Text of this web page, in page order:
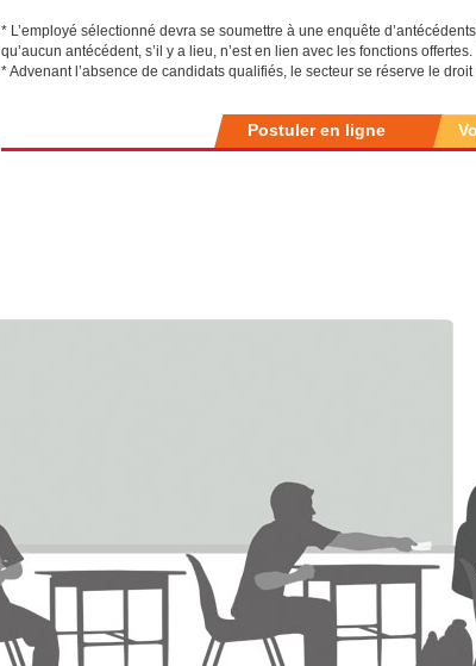
* L’employé sélectionné devra se soumettre à une enquête
qu’aucun antécédent, s’il y a lieu, n’est en lien avec les fonctions offertes.
* Advenant l’absence de candidats qualifiés, le secteur se réserve le
Postuler en ligne